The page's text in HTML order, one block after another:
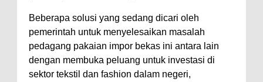
Beberapa solusi yang sedang dicari oleh
pemerintah untuk menyelesaikan masalah
pedagang pakaian impor bekas ini antara lain
dengan membuka peluang untuk investasi di
sektor tekstil dan fashion dalam negeri,